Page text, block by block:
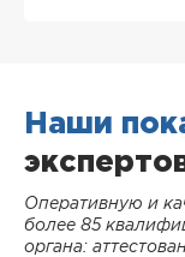
Наши
Оперативную и
более 85
органа: